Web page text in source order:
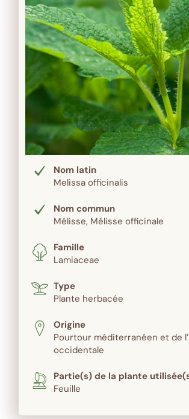
Nom latin
Melissa officinalis
Nom commun
Mélisse, Mélisse officinale
Famille
Lamiaceae
Type
Plante herbacée
Origine
Pourtour méditerranéen et de
occidentale
Partie(s) de la plante
Feuille